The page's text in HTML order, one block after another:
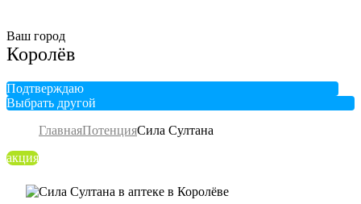
Ваш город
Королёв
Подтверждаю
Выбрать другой
ГлавнаяПотенцияСила Султана
акция